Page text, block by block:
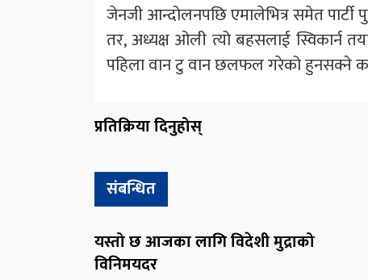
जेनजी आन्दोलनपछि एमालेभित्र समेत पार्टी
तर, अध्यक्ष ओली त्यो बहसलाई
पहिला वान टु वान छलफल गरेको हुनसक्ने
प्रतिक्रिया दिनुहोस्
संबन्धित
यस्तो छ आजका लागि विदेशी मुद्राको
विनिमयदर